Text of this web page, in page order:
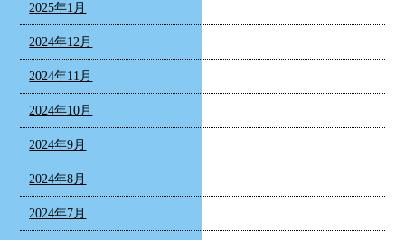
2025年1月
2024年12月
2024年11月
2024年10月
2024年9月
2024年8月
2024年7月